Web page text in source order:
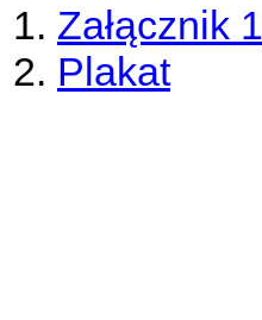
Załącznik 1
Plakat